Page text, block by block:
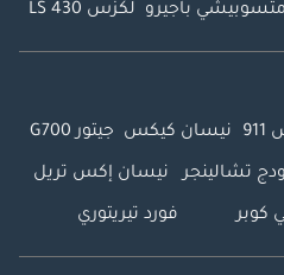
متسوبيشي باجيرو لكزس LS 430
نيسان كيكس جيتور G700
تشالينجر نيسان إكس تريل
كوبر فورد تيريتوري